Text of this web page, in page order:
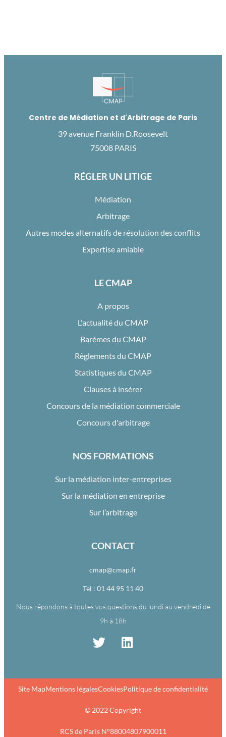
Centre de Médiation et d'Arbitrage de Paris
39 avenue Franklin D.Roosevelt
75008 PARIS
RÉGLER UN LITIGE
Médiation
Arbitrage
Autres modes alternatifs de résolution des conflits
Expertise amiable
LE CMAP
A propos
L'actualité du CMAP
Barèmes du CMAP
Règlements du CMAP
Statistiques du CMAP
Clauses à insérer
Concours de la médiation commerciale
Concours d'arbitrage
NOS FORMATIONS
Sur la médiation inter-entreprises
Sur la médiation en entreprise
Sur l’arbitrage
CONTACT
cmap@cmap.fr
Tel : 01 44 95 11 40
Nous répondons à toutes vos questions du lundi au vendredi de
9h à 18h
Site MapMentions légalesCookiesPolitique de confidentialité
© 2022 Copyright
RCS de Paris N°88004807900011